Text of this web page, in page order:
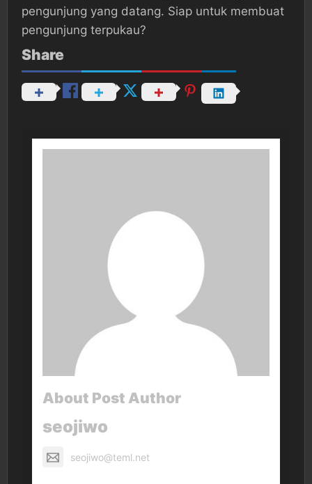
pengunjung yang datang. Siap untuk membuat
pengunjung terpukau?
Share
About Post Author
seojiwo
seojiwo@teml.net